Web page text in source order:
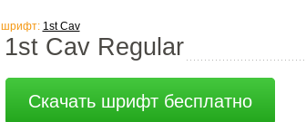
шрифт: 1st Cav
1st Cav Regular
Скачать шрифт бесплатно